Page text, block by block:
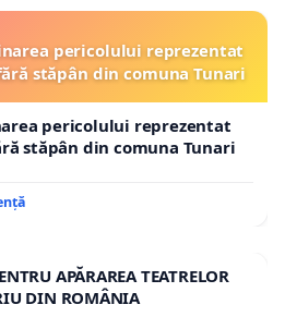
pericolului reprezentat
stăpân din comuna Tunari
pericolului reprezentat
stăpân din comuna Tunari
APĂRAREA TEATRELOR
DIN ROMÂNIA